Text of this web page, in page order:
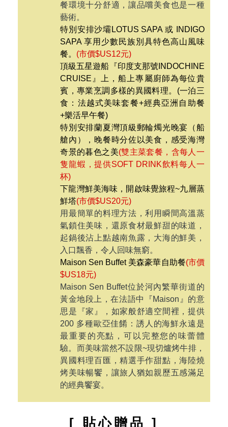
特別安排MGallery Hotel de la Coupole
五星飯店內用主廚精緻創意料理
$US35元)
主廚精緻的法式創意菜餚融入了精心挑
選的當地食材，在Chic餐廳裡，享用法
式優雅的晚餐，餐廳以時尚的設計，用
餐環境十分舒適，讓品嚐美食也是一種
藝術。
特別安排沙壩LOTUS SAPA 或 INDIGO
SAPA 享用少數民族別具特色高山風味
餐。 (市價$US12元)
頂級五星遊船『印度支那號INDOCHINE
CRUISE』上，船上專屬廚師為每位貴
賓，專業烹調多樣的異國料理。(一泊三
食：法越式美味套餐+經典亞洲自助餐
+樂活早午餐)
特別安排蘭夏灣頂級郵輪燭光晚宴（船
艙內），晚餐時分佐以美食，感受海灣
奇景的暮色之美(雙主菜套餐，含每人一
隻龍蝦，提供SOFT DRINK飲料每人一
杯)
下龍灣鮮美海味，開啟味覺旅程~九層蒸
鮮塔(市價$US20元)
用最簡單的料理方法，利用瞬間高溫蒸
氣鎖住美味，還原食材最鮮甜的味道，
起鍋後沾上點越南魚露，大海的鮮美，
入口飄香，令人回味無窮。
Maison Sen Buffet 美森豪華自助餐(市價
$US18元)
Maison Sen Buffet位於河內繁華街道的
黃金地段上，在法語中『Maison』的意
思是『家』，如家般舒適空間裡，提供
驗。而美味當然不設限~現切爐烤牛排，